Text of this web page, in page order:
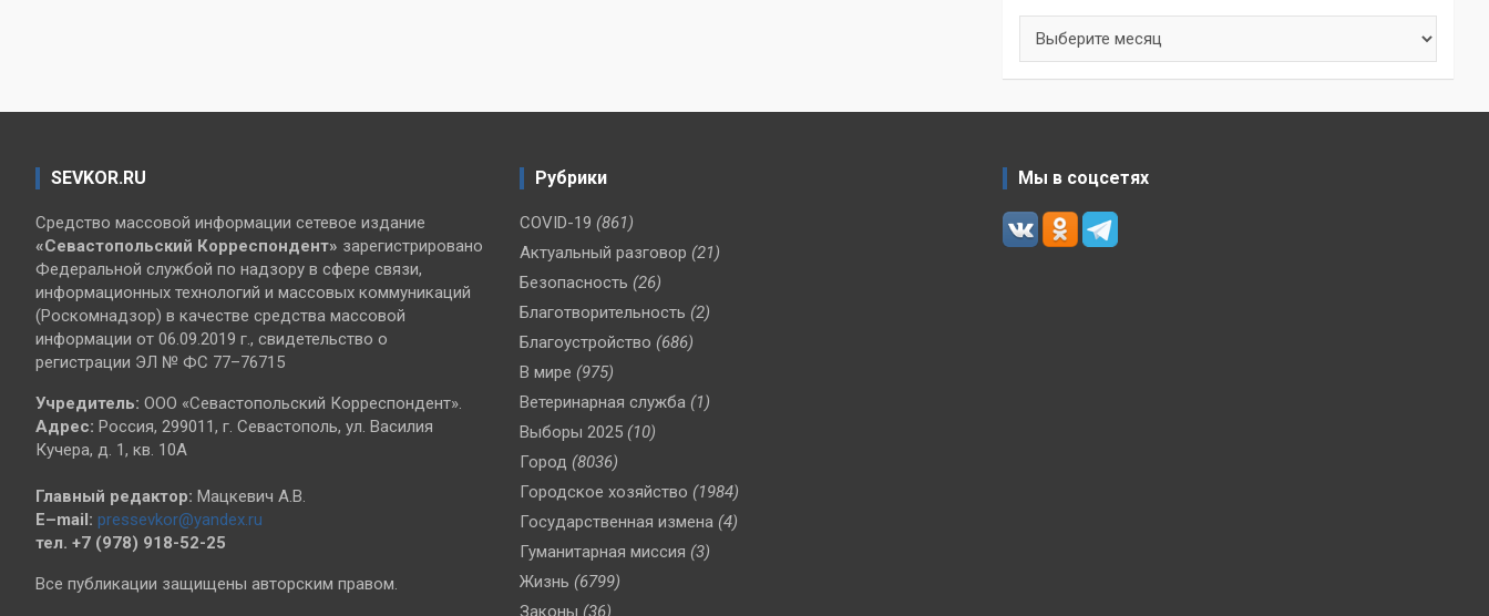
SEVKOR.RU
Средство массовой информации сетевое издание
«Севастопольский Корреспондент» зарегистрировано
Федеральной службой по надзору в сфере связи,
информационных технологий и массовых коммуникаций
(Роскомнадзор) в качестве средства массовой
информации от 06.09.2019 г., свидетельство о
регистрации ЭЛ № ФС 77–76715
Учредитель: ООО «Севастопольский Корреспондент».
Адрес: Россия, 299011, г. Севастополь, ул. Василия
Кучера, д. 1, кв. 10А
Главный редактор: Мацкевич А.В.
E–mail: pressevkor@yandex.ru
тел. +7 (978) 918-52-25
Все публикации защищены авторским правом.
Рубрики
COVID-19 (861)
Актуальный разговор (21)
Безопасность (26)
Благотворительность (2)
Благоустройство (686)
В мире (975)
Ветеринарная служба (1)
Выборы 2025 (10)
Город (8036)
Городское хозяйство (1984)
Государственная измена (4)
Гуманитарная миссия (3)
Жизнь (6799)
Законы (36)
Мы в соцсетях